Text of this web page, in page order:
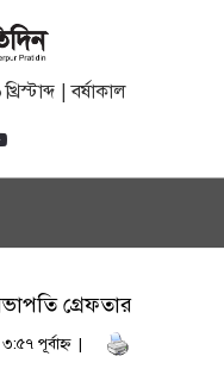
| বর্ষাকাল
গ্রেফতার
পূর্বাহ্ণ